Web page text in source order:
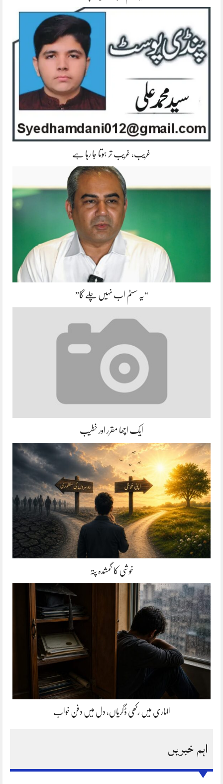
غریب، غریب تر ہوتا جا رہا ہے
“یہ سسٹم اب نہیں چلے گا”
ایک اچھا مقرر اور خطیب
خوشی کا گمشدہ پتہ
الماری میں رکھی ڈگریاں، دل میں دفن خواب
اہم خبریں